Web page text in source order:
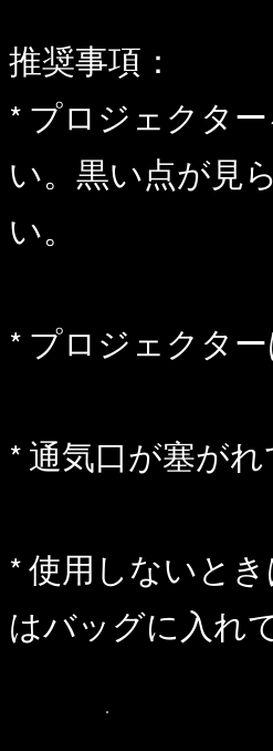
推奨事項：
* プロジェクタ
い。黒い点が見
い。
* プロジェクタ
* 通気口が塞が
* 使用しないと
はバッグに入れ